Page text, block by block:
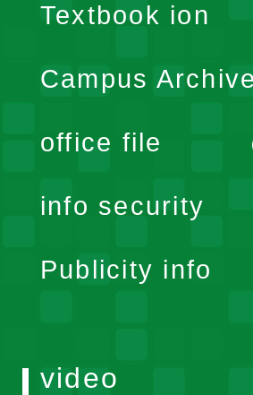
Textbook ion
Campus
office file
info security
Publicity info
video